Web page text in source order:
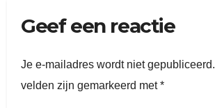
Geef een reactie
Je e-mailadres wordt niet gepubliceerd.
velden zijn gemarkeerd met*